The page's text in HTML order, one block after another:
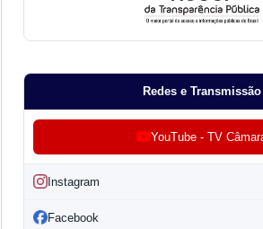
Redes e Transmissão
YouTube - TV
Instagram
Facebook